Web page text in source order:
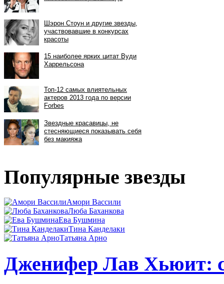
Популярные звезды
Амори Вассили
Люба Баханкова
Ева Бушмина
Тина Канделаки
Татьяна Арно
Дженифер Лав Хьюит: